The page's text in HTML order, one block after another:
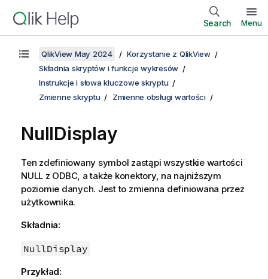
Search Menu
QlikView May 2024
Korzystanie z QlikView
Składnia skryptów i funkcje wykresów
Instrukcje i słowa kluczowe skryptu
Zmienne skryptu
Zmienne obsługi wartości
NullDisplay
Ten zdefiniowany symbol zastąpi wszystkie wartości
NULL z ODBC, a także konektory, na najniższym
poziomie danych. Jest to zmienna definiowana przez
użytkownika.
Składnia:
NullDisplay
Przykład: